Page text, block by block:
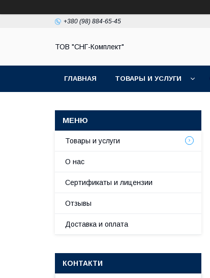
+380 (98) 884-65-45
ТОВ "СНГ-Комплект"
ГЛАВНАЯ ТОВАРЫ И УСЛУГИ
Товары и услуги
О нас
Сертификаты и лицензии
Отзывы
Доставка и оплата
КОНТАКТИ